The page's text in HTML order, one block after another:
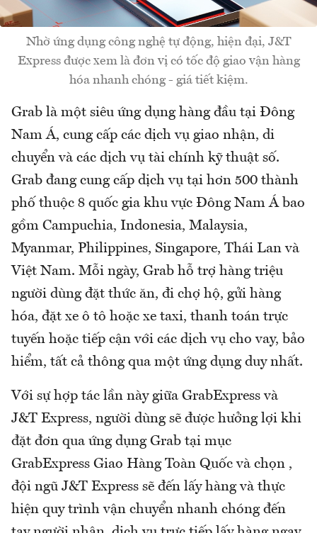
Nhờ ứng dụng công nghệ tự động, hiện đại, J&T
Express được xem là đơn vị có tốc độ giao vận hàng
hóa nhanh chóng - giá tiết kiệm.
Grab là một siêu ứng dụng hàng đầu tại Đông
Nam Á, cung cấp các dịch vụ giao nhận, di
chuyển và các dịch vụ tài chính kỹ thuật số.
Grab đang cung cấp dịch vụ tại hơn 500 thành
phố thuộc 8 quốc gia khu vực Đông Nam Á bao
gồm Campuchia, Indonesia, Malaysia,
Myanmar, Philippines, Singapore, Thái Lan và
Việt Nam. Mỗi ngày, Grab hỗ trợ hàng triệu
người dùng đặt thức ăn, đi chợ hộ, gửi hàng
hóa, đặt xe ô tô hoặc xe taxi, thanh toán trực
tuyến hoặc tiếp cận với các dịch vụ cho vay, bảo
hiểm, tất cả thông qua một ứng dụng duy nhất.
Với sự hợp tác lần này giữa GrabExpress và
J&T Express, người dùng sẽ được hưởng lợi khi
đặt đơn qua ứng dụng Grab tại mục
GrabExpress Giao Hàng Toàn Quốc và chọn ,
đội ngũ J&T Express sẽ đến lấy hàng và thực
hiện quy trình vận chuyển nhanh chóng đến